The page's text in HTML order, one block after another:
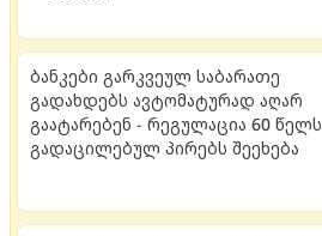
ბანკები გარკვეულ საბარათე
გადახდებს ავტომატურად აღარ
გაატარებენ - რეგულაცია 60 წელს
გადაცილებულ პირებს შეეხება